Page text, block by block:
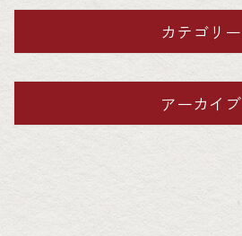
カテゴリー
アーカイブ